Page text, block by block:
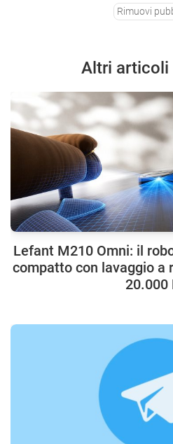
Rimuovi
Altri articoli
Lefant M210 Omni: il
compatto con lavaggio a
20.000